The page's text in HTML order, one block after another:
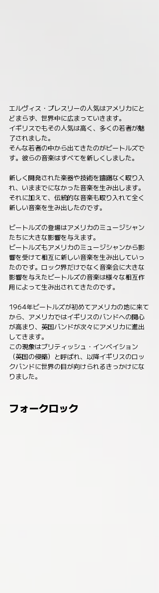
エルヴィス・プレスリーの人気はアメリカにと
どまらず、世界中に広まっていきます。
イギリスでもその人気は高く、多くの若者が魅
了されました。
そんな若者の中から出てきたのがビートルズで
す。彼らの音楽はすべてを新しくしました。
新しく開発された楽器や技術を躊躇なく取り入
れ、いままでになかった音楽を生み出します。
それに加えて、伝統的な音楽も取り入れて全く
新しい音楽を生み出したのです。
ビートルズの登場はアメリカのミュージシャン
たちに大きな影響を与えます。
ビートルズもアメリカのミュージシャンから影
響を受けて相互に新しい音楽を生み出していっ
たのです。ロック界だけでなく音楽会に大きな
影響を与えたビートルズの音楽は様々な相互作
用によって生み出されてきたのです。
1964年ビートルズが初めてアメリカの地に来て
から、アメリカではイギリスのバンドへの関心
が高まり、英国バンドが次々にアメリカに進出
してきます。
この現象はブリティッシュ・インベイション
（英国の侵略）と呼ばれ、以降イギリスのロッ
クバンドに世界の目が向けられるきっかけにな
りました。
フォークロック